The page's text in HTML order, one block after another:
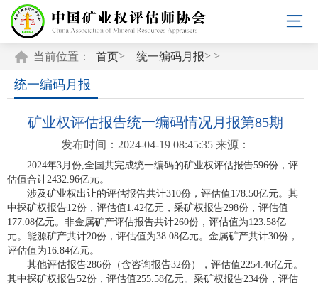
当前位置： 首页> 统一编码月报> >
统一编码月报
矿业权评估报告统一编码情况月报第85期
发布时间：2024-04-19 08:45:35 来源：
2024年3月份,全国共完成统一编码的矿业权评估报告596份，评
估值合计2432.96亿元。
涉及矿业权出让的评估报告共计310份，评估值178.50亿元。其
中探矿权报告12份，评估值1.42亿元，采矿权报告298份，评估值
177.08亿元。非金属矿产评估报告共计260份，评估值为123.58亿
元。能源矿产共计20份，评估值为38.08亿元。金属矿产共计30份，
评估值为16.84亿元。
其他评估报告286份（含咨询报告32份），评估值2254.46亿元。
其中探矿权报告52份，评估值255.58亿元。采矿权报告234份，评估